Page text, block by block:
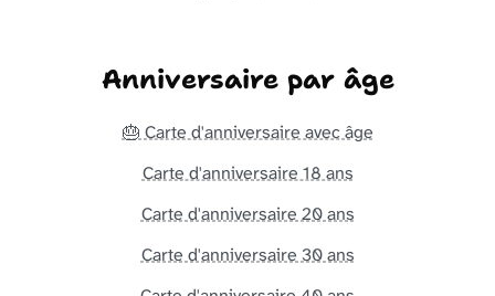
Anniversaire par âge
🎂 Carte d'anniversaire avec âge
Carte d'anniversaire 18 ans
Carte d'anniversaire 20 ans
Carte d'anniversaire 30 ans